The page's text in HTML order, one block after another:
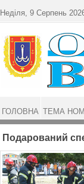
Подарований
Неділя, 9 Серпень
ГОЛОВНА ТЕМА